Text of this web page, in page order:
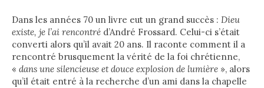
Dans les années 70 un livre eut un grand succès : Dieu
existe, je l’ai rencontré d’André Frossard. Celui-ci s’était
converti alors qu’il avait 20 ans. Il raconte comment il a
rencontré brusquement la vérité de la foi chrétienne,
« dans une silencieuse et douce explosion de lumière », alors
qu’il était entré à la recherche d’un ami dans la chapelle